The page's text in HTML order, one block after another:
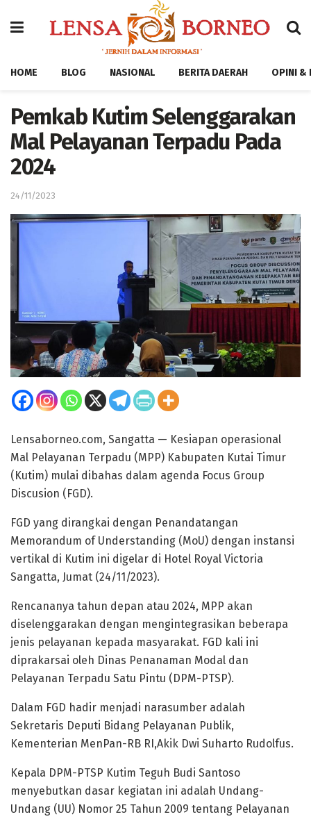
HOME BLOG NASIONAL BERITA DAERAH OPINI &
Pemkab Kutim Selenggarakan
Mal Pelayanan Terpadu Pada
2024
24/11/2023
Lensaborneo.com, Sangatta — Kesiapan operasional
Mal Pelayanan Terpadu (MPP) Kabupaten Kutai Timur
(Kutim) mulai dibahas dalam agenda Focus Group
Discusion (FGD).
FGD yang dirangkai dengan Penandatangan
Memorandum of Understanding (MoU) dengan instansi
vertikal di Kutim ini digelar di Hotel Royal Victoria
Sangatta, Jumat (24/11/2023).
Rencananya tahun depan atau 2024, MPP akan
diselenggarakan dengan mengintegrasikan beberapa
jenis pelayanan kepada masyarakat. FGD kali ini
diprakarsai oleh Dinas Penanaman Modal dan
Pelayanan Terpadu Satu Pintu (DPM-PTSP).
Dalam FGD hadir menjadi narasumber adalah
Sekretaris Deputi Bidang Pelayanan Publik,
Kementerian MenPan-RB RI,Akik Dwi Suharto Rudolfus.
Kepala DPM-PTSP Kutim Teguh Budi Santoso
menyebutkan dasar kegiatan ini adalah Undang-
Undang (UU) Nomor 25 Tahun 2009 tentang Pelayanan